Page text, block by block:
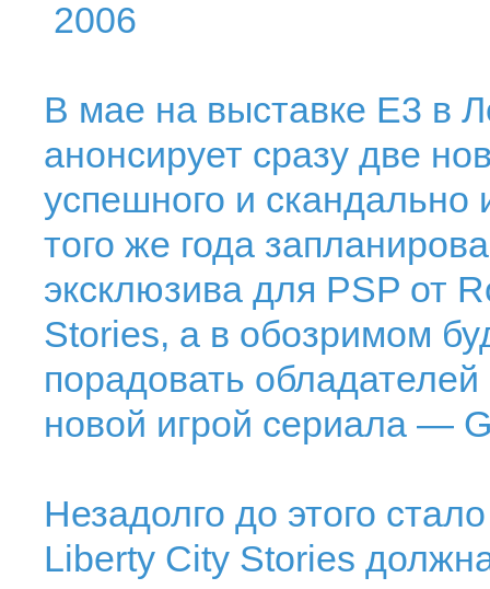
2006
В мае на выставке E3 в
анонсирует сразу две
успешного и скандально
того же года
эксклюзива для PSP от
Stories, а в обозримом
порадовать
новой игрой сериала —
Незадолго до этого
Liberty City Stories